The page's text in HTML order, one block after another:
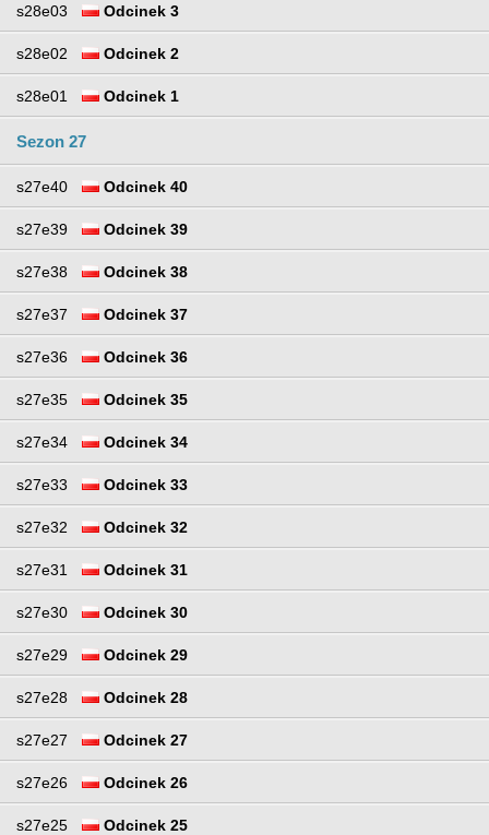
s28e03 Odcinek 3
s28e02 Odcinek 2
s28e01 Odcinek 1
Sezon 27
s27e40 Odcinek 40
s27e39 Odcinek 39
s27e38 Odcinek 38
s27e37 Odcinek 37
s27e36 Odcinek 36
s27e35 Odcinek 35
s27e34 Odcinek 34
s27e33 Odcinek 33
s27e32 Odcinek 32
s27e31 Odcinek 31
s27e30 Odcinek 30
s27e29 Odcinek 29
s27e28 Odcinek 28
s27e27 Odcinek 27
s27e26 Odcinek 26
s27e25 Odcinek 25